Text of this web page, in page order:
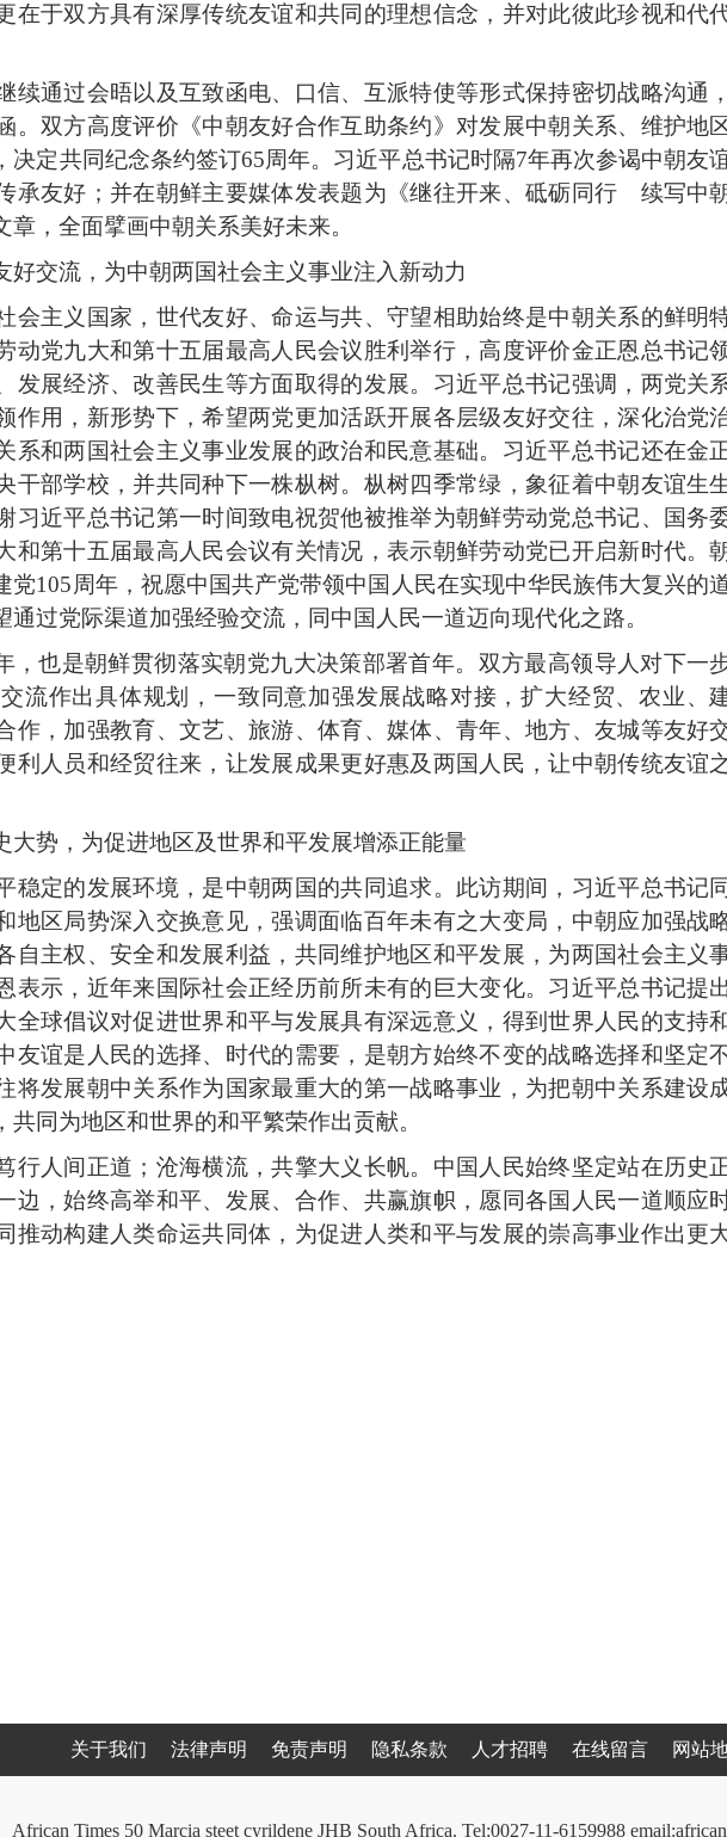
在于双方具有深厚传统友谊和共同的理想信念，并对此彼此珍视和代
续通过会晤以及互致函电、口信、互派特使等形式保持密切战略沟通，
。双方高度评价《中朝友好合作互助条约》对发展中朝关系、维护地区
决定共同纪念条约签订65周年。习近平总书记时隔7年再次参谒中朝友
承友好；并在朝鲜主要媒体发表题为《继往开来、砥砺同行 续写中
，全面擘画中朝关系美好未来。
好交流，为中朝两国社会主义事业注入新动力
会主义国家，世代友好、命运与共、守望相助始终是中朝关系的鲜明
动党九大和第十五届最高人民会议胜利举行，高度评价金正恩总书记
发展经济、改善民生等方面取得的发展。习近平总书记强调，两党关
作用，新形势下，希望两党更加活跃开展各层级友好交往，深化治党
系和两国社会主义事业发展的政治和民意基础。习近平总书记还在金
干部学校，并共同种下一株枞树。枞树四季常绿，象征着中朝友谊生
习近平总书记第一时间致电祝贺他被推举为朝鲜劳动党总书记、国务
和第十五届最高人民会议有关情况，表示朝鲜劳动党已开启新时代。
党105周年，祝愿中国共产党带领中国人民在实现中华民族伟大复兴的
过党际渠道加强经验交流，同中国人民一道迈向现代化之路。
，也是朝鲜贯彻落实朝党九大决策部署首年。双方最高领导人对下一
流作出具体规划，一致同意加强发展战略对接，扩大经贸、农业、
作，加强教育、文艺、旅游、体育、媒体、青年、地方、友城等友好
利人员和经贸往来，让发展成果更好惠及两国人民，让中朝传统友谊之
大势，为促进地区及世界和平发展增添正能量
稳定的发展环境，是中朝两国的共同追求。此访期间，习近平总书记同
地区局势深入交换意见，强调面临百年未有之大变局，中朝应加强战
自主权、安全和发展利益，共同维护地区和平发展，为两国社会主义
表示，近年来国际社会正经历前所未有的巨大变化。习近平总书记提出
全球倡议对促进世界和平与发展具有深远意义，得到世界人民的支持
友谊是人民的选择、时代的需要，是朝方始终不变的战略选择和坚定
将发展朝中关系作为国家最重大的第一战略事业，为把朝中关系建设
同为地区和世界的和平繁荣作出贡献。
行人间正道；沧海横流，共擎大义长帆。中国人民始终坚定站在历史
边，始终高举和平、发展、合作、共赢旗帜，愿同各国人民一道顺应
推动构建人类命运共同体，为促进人类和平与发展的崇高事业作出更
关于我们 法律声明 免责声明 隐私条款 人才招聘 在线留言 网站
African Times 50 Marcia steet cyrildene JHB South Africa. Tel:0027-11-6159988